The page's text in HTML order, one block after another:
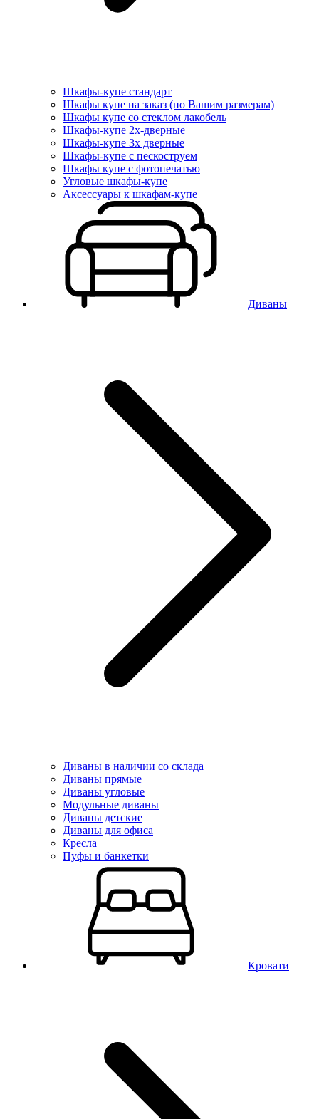
Шкафы-купе стандарт
Шкафы купе на заказ (по Вашим размерам)
Шкафы купе со стеклом лакобель
Шкафы-купе 2х-дверные
Шкафы-купе 3х дверные
Шкафы-купе с пескоструем
Шкафы купе с фотопечатью
Угловые шкафы-купе
Аксессуары к шкафам-купе
Диваны
Диваны в наличии со склада
Диваны прямые
Диваны угловые
Модульные диваны
Диваны детские
Диваны для офиса
Кресла
Пуфы и банкетки
Кровати